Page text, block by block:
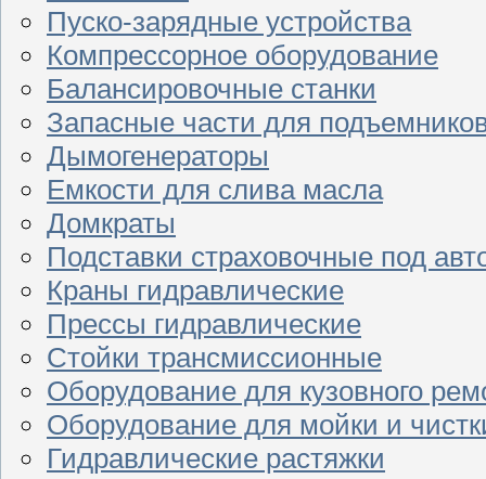
Пуско-зарядные устройства
Компрессорное оборудование
Балансировочные станки
Запасные части для
Дымогенераторы
Емкости для слива масла
Домкраты
Подставки страховочные под
Краны гидравлические
Прессы гидравлические
Стойки трансмиссионные
Оборудование для кузовного
Оборудование для мойки и
Гидравлические растяжки